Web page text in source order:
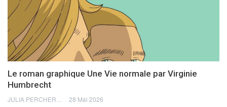
Le roman graphique Une Vie normale par Virginie
Humbrecht
28 Mai 2026